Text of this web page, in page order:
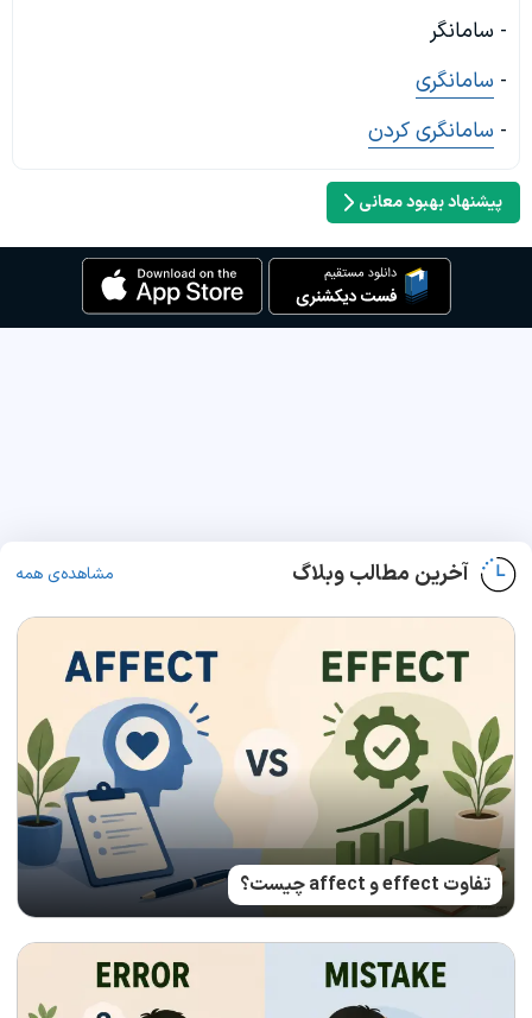
- سامانگر
- سامانگری
- سامانگری کردن
پیشنهاد بهبود معانی
آخرین مطالب وبلاگ مشاهده‌ی همه
تفاوت effect و affect چیست؟